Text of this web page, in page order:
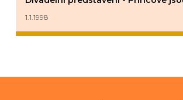
1.1.1998